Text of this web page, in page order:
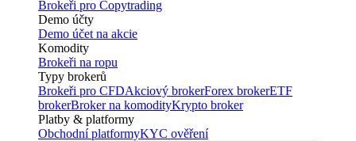
Brokeři pro Copytrading
Demo účty
Demo účet na akcie
Komodity
Brokeři na ropu
Typy brokerů
Brokeři pro CFDAkciový brokerForex brokerETF
brokerBroker na komodityKrypto broker
Platby & platformy
Obchodní platformyKYC ověření